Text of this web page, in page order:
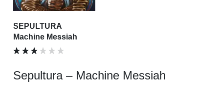
SEPULTURA
Machine Messiah
Sepultura – Machine Messiah